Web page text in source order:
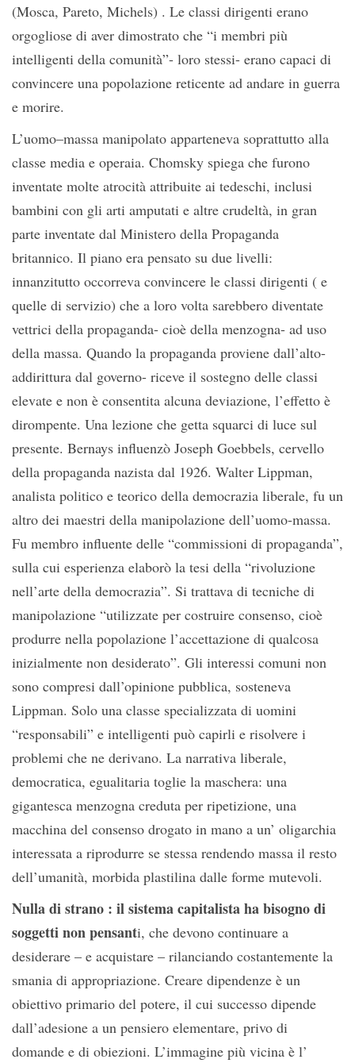
(Mosca, Pareto, Michels) . Le classi dirigenti erano
orgogliose di aver dimostrato che “i membri più
intelligenti della comunità”- loro stessi- erano capaci di
convincere una popolazione reticente ad andare in guerra
e morire.
L’uomo–massa manipolato apparteneva soprattutto alla
classe media e operaia. Chomsky spiega che furono
inventate molte atrocità attribuite ai tedeschi, inclusi
bambini con gli arti amputati e altre crudeltà, in gran
parte inventate dal Ministero della Propaganda
britannico. Il piano era pensato su due livelli:
innanzitutto occorreva convincere le classi dirigenti ( e
quelle di servizio) che a loro volta sarebbero diventate
vettrici della propaganda- cioè della menzogna- ad uso
della massa. Quando la propaganda proviene dall’alto-
addirittura dal governo- riceve il sostegno delle classi
elevate e non è consentita alcuna deviazione, l’effetto è
dirompente. Una lezione che getta squarci di luce sul
presente. Bernays influenzò Joseph Goebbels, cervello
della propaganda nazista dal 1926. Walter Lippman,
analista politico e teorico della democrazia liberale, fu un
altro dei maestri della manipolazione dell’uomo-massa.
Fu membro influente delle “commissioni di propaganda”,
sulla cui esperienza elaborò la tesi della “rivoluzione
nell’arte della democrazia”. Si trattava di tecniche di
manipolazione “utilizzate per costruire consenso, cioè
produrre nella popolazione l’accettazione di qualcosa
inizialmente non desiderato”. Gli interessi comuni non
sono compresi dall’opinione pubblica, sosteneva
Lippman. Solo una classe specializzata di uomini
“responsabili” e intelligenti può capirli e risolvere i
problemi che ne derivano. La narrativa liberale,
democratica, egualitaria toglie la maschera: una
gigantesca menzogna creduta per ripetizione, una
macchina del consenso drogato in mano a un’ oligarchia
interessata a riprodurre se stessa rendendo massa il resto
dell’umanità, morbida plastilina dalle forme mutevoli.
Nulla di strano : il sistema capitalista ha bisogno di
soggetti non pensanti, che devono continuare a
desiderare – e acquistare – rilanciando costantemente la
smania di appropriazione. Creare dipendenze è un
obiettivo primario del potere, il cui successo dipende
dall’adesione a un pensiero elementare, privo di
domande e di obiezioni. L’immagine più vicina è l’